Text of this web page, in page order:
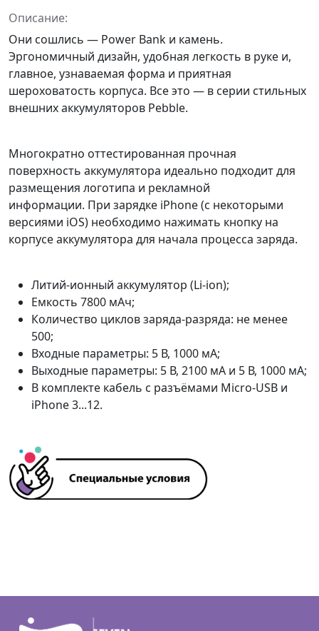
Описание:
Они сошлись — Power Bank и камень.
Эргономичный дизайн, удобная легкость в руке и,
главное, узнаваемая форма и приятная
шероховатость корпуса. Все это — в серии стильных
внешних аккумуляторов Pebble.
Многократно оттестированная прочная
поверхность аккумулятора идеально подходит для
размещения логотипа и рекламной
информации. При зарядке iPhone (с некоторыми
версиями iOS) необходимо нажимать кнопку на
корпусе аккумулятора для начала процесса заряда.
Литий-ионный аккумулятор (Li-ion);
Емкость 7800 мАч;
Количество циклов заряда-разряда: не менее
500;
Входные параметры: 5 В, 1000 мА;
Выходные параметры: 5 В, 2100 мА и 5 В, 1000 мА;
В комплекте кабель с разъёмами Micro-USB и
iPhone 3...12.